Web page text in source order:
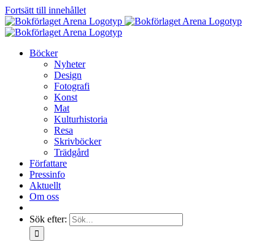
Fortsätt till innehållet
Böcker
Nyheter
Design
Fotografi
Konst
Mat
Kulturhistoria
Resa
Skrivböcker
Trädgård
Författare
Pressinfo
Aktuellt
Om oss
Sök efter: